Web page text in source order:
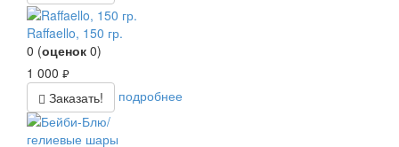
Raffaello, 150 гр.
0 (оценок 0)
1 000 руб.
Заказать! подробнее